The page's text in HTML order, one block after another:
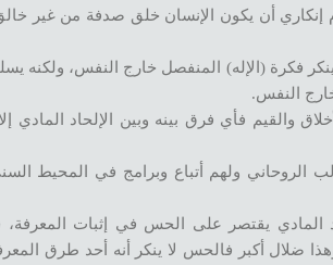
إنكاري أن يكون الإنسان خلق صدفة من غير
فكرة (الإله) المنفصل خارج النفس، ولكنه
النفس.
والقيم فأي فرق بينه وبين الإلحاد المادي
الروحاني ولهم أتباع وبرامج في المحيط
المادي يقتصر على الحس في إثبات المعرفة،
ضلال أكبر فالحس لا ينكر أنه أحد طرق